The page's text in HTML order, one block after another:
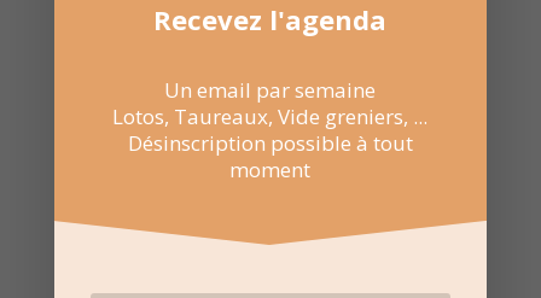
28 Jan 2023
Recevez l'agenda
Un email par semaine
Lotos, Taureaux, Vide greniers, ...
Désinscription possible à tout
moment